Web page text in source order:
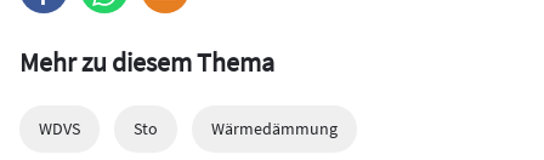
Mehr zu diesem Thema
WDVS Sto Wärmedämmung